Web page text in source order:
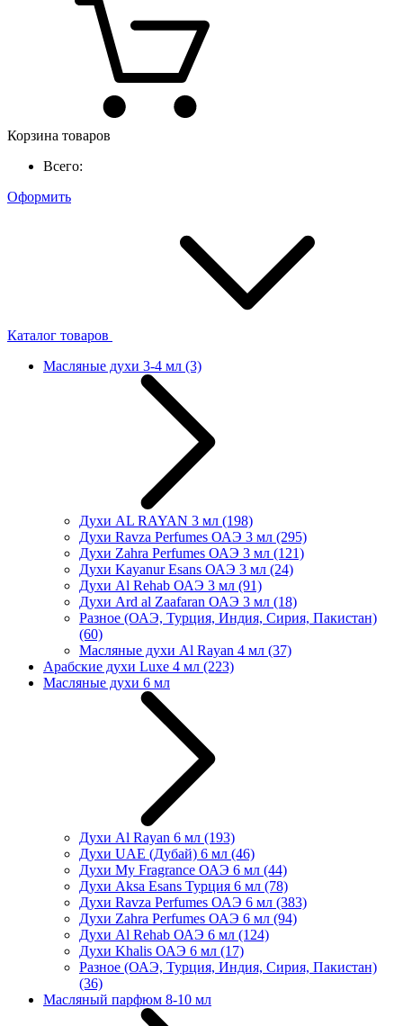
Корзина товаров
Всего:
Оформить
Каталог товаров
Масляные духи 3-4 мл (3)
Духи AL RAYAN 3 мл (198)
Духи Ravza Perfumes ОАЭ 3 мл (295)
Духи Zahra Perfumes ОАЭ 3 мл (121)
Духи Kayanur Esans ОАЭ 3 мл (24)
Духи Al Rehab ОАЭ 3 мл (91)
Духи Ard al Zaafaran ОАЭ 3 мл (18)
Разное (ОАЭ, Турция, Индия, Сирия, Пакистан)
(60)
Масляные духи Al Rayan 4 мл (37)
Арабские духи Luxe 4 мл (223)
Масляные духи 6 мл
Духи Al Rayan 6 мл (193)
Духи UAE (Дубай) 6 мл (46)
Духи My Fragrance ОАЭ 6 мл (44)
Духи Aksa Esans Турция 6 мл (78)
Духи Ravza Perfumes ОАЭ 6 мл (383)
Духи Zahra Perfumes ОАЭ 6 мл (94)
Духи Al Rehab ОАЭ 6 мл (124)
Духи Khalis ОАЭ 6 мл (17)
Разное (ОАЭ, Турция, Индия, Сирия, Пакистан)
(36)
Масляный парфюм 8-10 мл